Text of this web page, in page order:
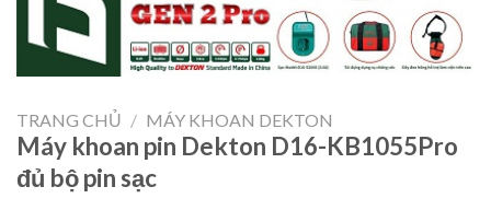
TRANG CHỦ / MÁY KHOAN DEKTON
Máy khoan pin Dekton D16-KB1055Pro
đủ bộ pin sạc